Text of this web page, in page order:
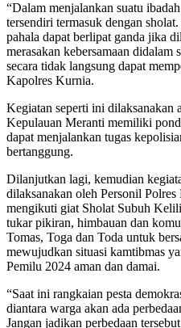
“Dalam menjalankan suatu
tersendiri termasuk dengan
pahala dapat berlipat ganda jika
merasakan kebersamaan didalam
secara tidak langsung dapat
Kapolres Kurnia.
Kegiatan seperti ini dilaksanakan
Kepulauan Meranti memiliki
dapat menjalankan tugas
bertanggung.
Dilanjutkan lagi, kemudian
dilaksanakan oleh Personil
mengikuti giat Sholat Subuh
tukar pikiran, himbauan dan
Tomas, Toga dan Toda untuk
mewujudkan situasi kamtibmas
Pemilu 2024 aman dan damai.
“Saat ini rangkaian pesta
diantara warga akan ada
Jangan jadikan perbedaan